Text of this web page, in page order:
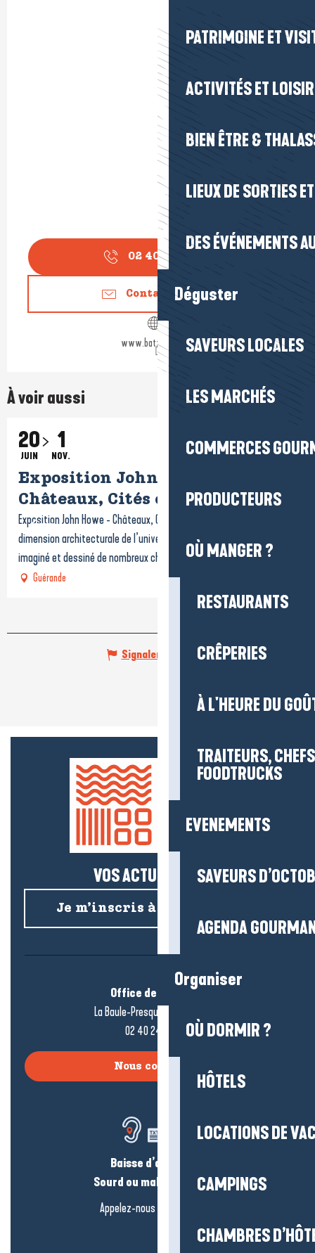
PATRIMOINE ET
ACTIVITÉS ET
BIEN ÊTRE &
LIEUX DE SORTIES
DES ÉVÉNEMENTS
Déguster
SAVEURS LOCALES
LES MARCHÉS
COMMERCES
PRODUCTEURS
OÙ MANGER ?
RESTAURANTS
CRÊPERIES
À L'HEURE DU
TRAITEURS,
FOODTRUCKS
EVENEMENTS
SAVEURS
AGENDA
Organiser
OÙ DORMIR ?
HÔTELS
LOCATIONS DE
CAMPINGS
CHAMBRES
02 40 23 92
Contactez-nous
www.batzsurmer.fr
À voir aussi
20
JUIN
1
NOV.
Exposition John Howe -
Châteaux, Cités et Forteresses
Exposition John Howe - Châteaux, Cités et Forteresses : Découvrez la
dimension architecturale de l’univers de John Howe. L’artiste a
imaginé et dessiné de nombreux châteaux et...
Guérande
Signaler une erreur
VOS ACTUS SALÉES !
Je m’inscris à la newsletter
Office de tourisme
La Baule-Presqu’île de Guérande
02 40 24 34 44
Nous contacter
Baisse d’audition ?
Sourd ou malentendant ?
Appelez-nous en